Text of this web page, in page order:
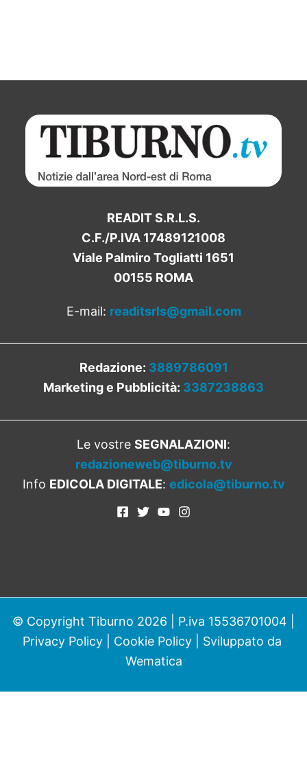
READIT S.R.L.S.
C.F./P.IVA 17489121008
Viale Palmiro Togliatti 1651
00155 ROMA
E-mail: readitsrls@gmail.com
Redazione: 3889786091
Marketing e Pubblicità: 3387238863
Le vostre SEGNALAZIONI:
redazioneweb@tiburno.tv
Info EDICOLA DIGITALE: edicola@tiburno.tv
© Copyright Tiburno 2026 | P.iva 15536701004 |
Privacy Policy| Cookie Policy| Sviluppato da
Wematica